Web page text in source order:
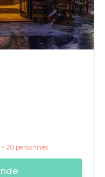
20 personnes